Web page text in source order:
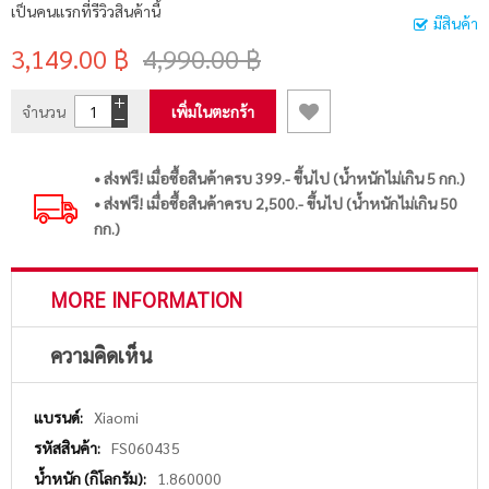
มีสินค้า
เป็นคนแรกที่รีวิวสินค้านี้
3,149.00 ฿ 4,990.00 ฿
จำนวน เพิ่มในตะกร้า
• ส่งฟรี! เมื่อซื้อสินค้าครบ 399.- ขึ้นไป (น้ำหนักไม่เกิน 5 กก.)
• ส่งฟรี! เมื่อซื้อสินค้าครบ 2,500.- ขึ้นไป (น้ำหนักไม่เกิน 50
กก.)
MORE INFORMATION
ความคิดเห็น
More
Information
Xiaomi
FS060435
1.860000